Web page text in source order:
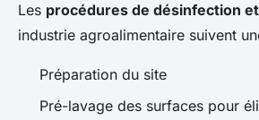
Les procédures de désinfection
industrie agroalimentaire suivent
Préparation du site
Pré-lavage des surfaces pour